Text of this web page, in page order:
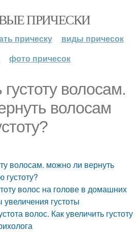
ПРИЧЕСКИ
прическу
виды причесок
фото причесок
густоту волосам.
волосам
волосам. можно ли вернуть
волос на голове в домашних
густоты
волос. Как увеличить густоту